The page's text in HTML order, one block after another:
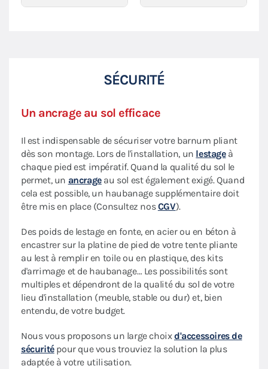
SÉCURITÉ
Un ancrage au sol efficace
Il est indispensable de sécuriser votre barnum pliant
dès son montage. Lors de l'installation, un lestageà
chaque pied est impératif. Quand la qualité du sol le
permet, un ancrageau sol est également exigé. Quand
cela est possible, un haubanage supplémentaire doit
être mis en place (Consultez nosCGV).
Des poids de lestage en fonte, en acier ou en béton à
encastrer sur la platine de pied de votre tente pliante
au lest à remplir en toile ou en plastique, des kits
d'arrimage et de haubanage… Les possibilités sont
multiples et dépendront de la qualité du sol de votre
lieu d'installation (meuble, stable ou dur) et, bien
entendu, de votre budget.
Nous vous proposons un large choixd'accessoires de
sécuritépour que vous trouviez la solution la plus
adaptée à votre utilisation.